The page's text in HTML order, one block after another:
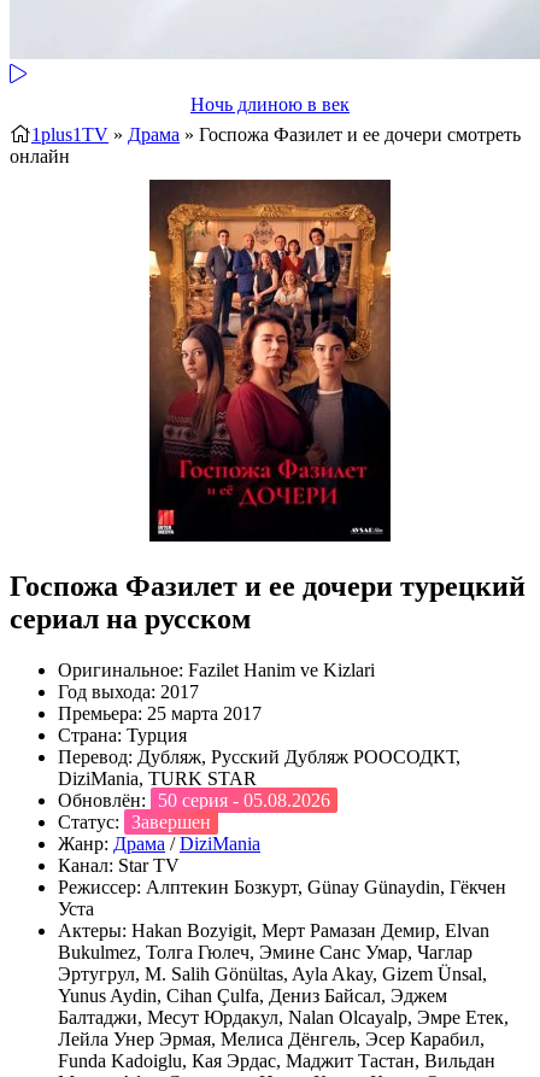
Ночь длиною в век
1plus1TV » Драма » Госпожа Фазилет и ее дочери смотреть
онлайн
Госпожа Фазилет и ее дочери турецкий
сериал на русском
Оригинальное: Fazilet Hanim ve Kizlari
Год выхода: 2017
Премьера: 25 марта 2017
Страна: Турция
Перевод: Дубляж, Русский Дубляж РООСОДКТ,
DiziMania, TURK STAR
Обновлён:
50 серия - 05.08.2026
Статус:
Завершен
Жанр: Драма /DiziMania
Канал: Star TV
Режиссер: Алптекин Бозкурт, Günay Günaydin, Гёкчен
Уста
Актеры: Hakan Bozyigit, Мерт Рамазан Демир, Elvan
Bukulmez, Толга Гюлеч, Эмине Санс Умар, Чаглар
Эртугрул, M. Salih Gönültas, Ayla Akay, Gizem Ünsal,
Yunus Aydin, Cihan Çulfa, Дениз Байсал, Эджем
Балтаджи, Месут Юрдакул, Nalan Olcayalp, Эмре Етек,
Лейла Унер Эрмая, Мелиса Дёнгель, Эсер Карабил,
Funda Kadoiglu, Кая Эрдас, Маджит Тастан, Вильдан